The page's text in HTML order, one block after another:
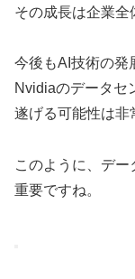
その成長は企業全
今後もAI技術の発
Nvidiaのデータセ
遂げる可能性は非
このように、デ
重要ですね。